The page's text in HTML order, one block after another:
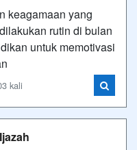
keagamaan yang
rutin di bulan
untuk memotivasi
kali